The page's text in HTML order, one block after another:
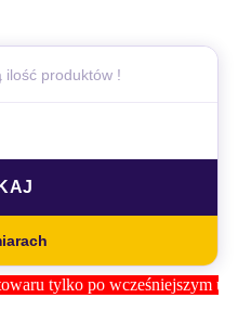
po wcześniejszym ustaleniu